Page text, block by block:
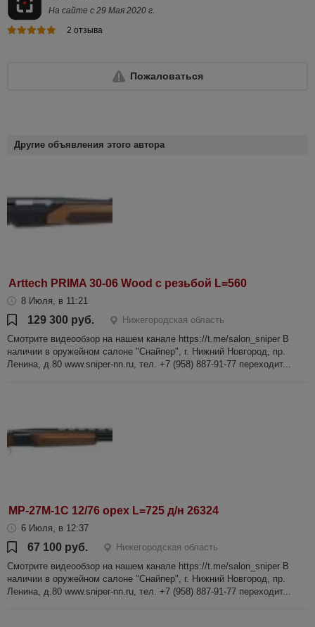
На сайте с 29 Мая 2020 г.
2 отзыва
Пожаловаться
Другие объявления этого автора
Arttech PRIMA 30-06 Wood с резьбой L=560
8 Июля, в 11:21
129 300 руб.
Нижегородская область
Смотрите видеообзор на нашем канале https://t.me/salon_sniper В
наличии в оружейном салоне "Снайпер", г. Нижний Новгород, пр.
Ленина, д.80 www.sniper-nn.ru, тел. +7 (958) 887-91-77 переходит...
МР-27М-1С 12/76 орех L=725 д/н 26324
6 Июля, в 12:37
67 100 руб.
Нижегородская область
Смотрите видеообзор на нашем канале https://t.me/salon_sniper В
наличии в оружейном салоне "Снайпер", г. Нижний Новгород, пр.
Ленина, д.80 www.sniper-nn.ru, тел. +7 (958) 887-91-77 переходит...